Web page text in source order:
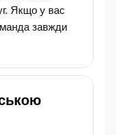
Якщо у вас
завжди